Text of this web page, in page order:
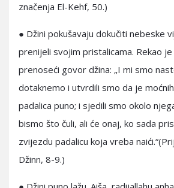
značenja El-Kehf, 50.)
● Džini pokušavaju dokučiti nebeske
prenijeli svojim pristalicama. Rekao je
prenoseći govor džina: „I mi smo
dotaknemo i utvrdili smo da je
padalica puno; i sjedili smo okolo
bismo što čuli, ali će onaj, ko sada
zvijezdu padalicu koja vreba
Džinn, 8-9.)